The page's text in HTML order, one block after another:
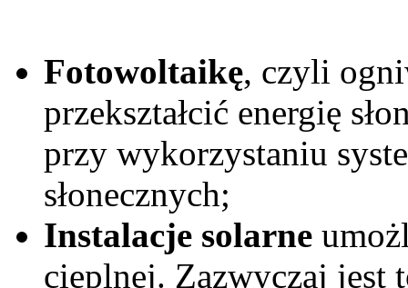
Fotowoltaikę, czyli
przekształcić energię
przy wykorzystaniu
słonecznych;
Instalacje solarne
cieplnej. Zazwyczaj jest